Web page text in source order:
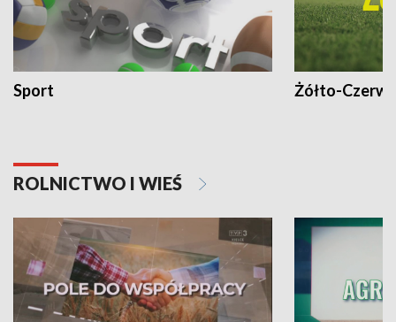
Sport Żółto-
ROLNICTWO I WIEŚ